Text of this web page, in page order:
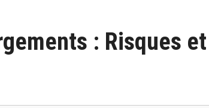
: Risques et